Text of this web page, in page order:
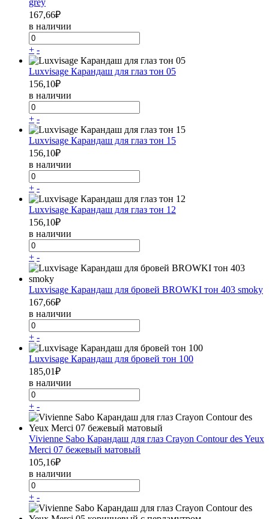
167,66₽
в наличии
+ -
Luxvisage Карандаш для глаз тон 05
156,10₽
в наличии
+ -
Luxvisage Карандаш для глаз тон 15
156,10₽
в наличии
+ -
Luxvisage Карандаш для глаз тон 12
156,10₽
в наличии
+ -
Luxvisage Карандаш для бровей BROWKI тон 403 smoky
167,66₽
в наличии
+ -
Luxvisage Карандаш для бровей тон 100
185,01₽
в наличии
+ -
Vivienne Sabo Карандаш для глаз Crayon Contour des Yeux
Merci 07 бежевый матовый
105,16₽
в наличии
+ -